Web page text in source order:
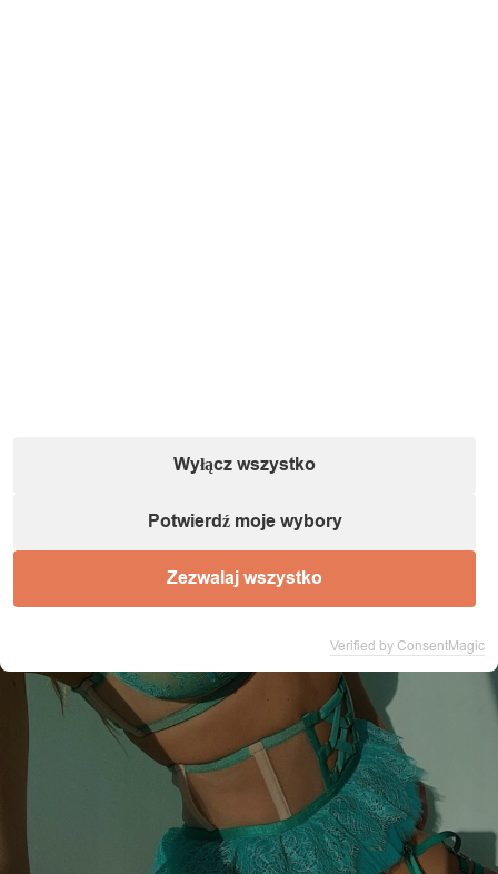
Wyłącz wszystko
Potwierdź moje wybory
Zezwalaj wszystko
Verified by ConsentMagic